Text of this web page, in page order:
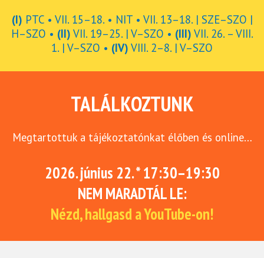
(I) PTC • VII. 15–18. • NIT • VII. 13–18. | SZE–SZO |
H–SZO • (II) VII. 19–25. | V–SZO • (III) VII. 26. – VIII.
1. | V–SZO • (IV) VIII. 2–8. | V–SZO
TALÁLKOZTUNK
Megtartottuk a tájékoztatónkat élőben és online…
2026. június 22. * 17:30–19:30
NEM MARADTÁL LE:
Nézd, hallgasd a YouTube-on!